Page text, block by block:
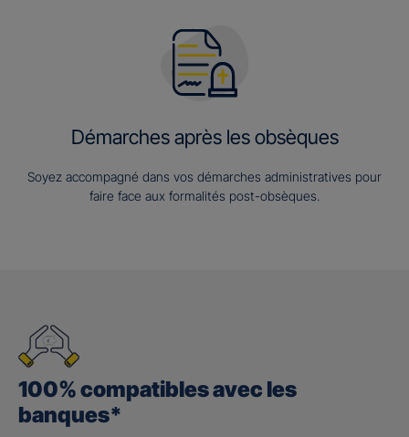
Démarches après les obsèques
Soyez accompagné dans vos démarches administratives pour
faire face aux formalités post-obsèques.
100% compatibles avec les
banques*